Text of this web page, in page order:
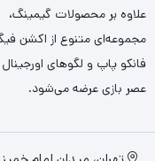
علاوه بر محصولات گیمینگ،
مجموعه‌ای متنوع از اکشن
فانکو پاپ و لگوهای اورجینال
عصر بازی عرضه می‌شود.